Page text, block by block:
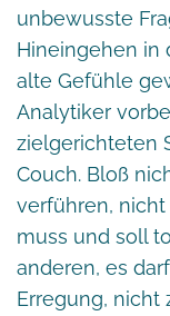
unbewusste
Hineingehen in
alte Gefühle
Analytiker
zielgerichteten
Couch. Bloß
verführen, nicht
muss und soll
anderen, es
Erregung,